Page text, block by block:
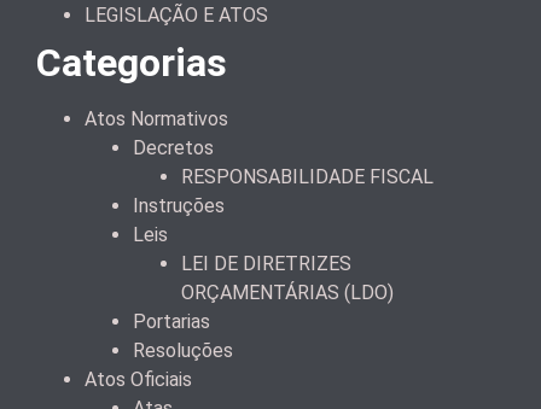
LEGISLAÇÃO E ATOS
Categorias
Atos Normativos
Decretos
RESPONSABILIDADE FISCAL
Instruções
Leis
LEI DE DIRETRIZES
ORÇAMENTÁRIAS (LDO)
Portarias
Resoluções
Atos Oficiais